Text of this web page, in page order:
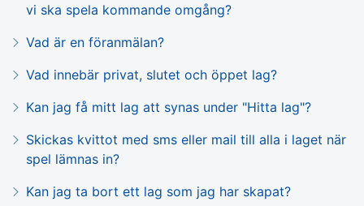
vi ska spela kommande omgång?
Vad är en föranmälan?
Vad innebär privat, slutet och öppet lag?
Kan jag få mitt lag att synas under "Hitta lag"?
Skickas kvittot med sms eller mail till alla i laget när
spel lämnas in?
Kan jag ta bort ett lag som jag har skapat?